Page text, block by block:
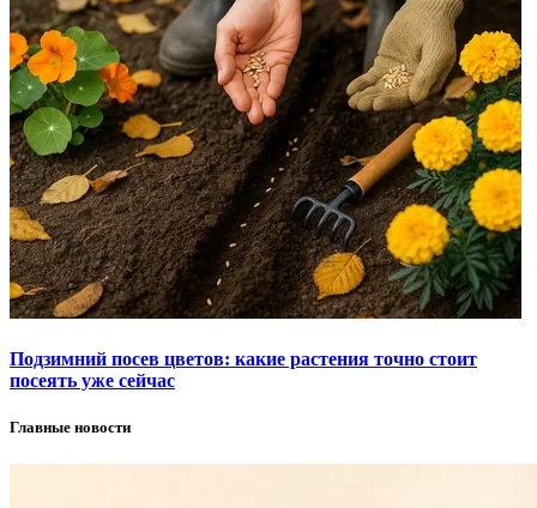
Подзимний посев цветов: какие растения точно стоит
посеять уже сейчас
Главные новости